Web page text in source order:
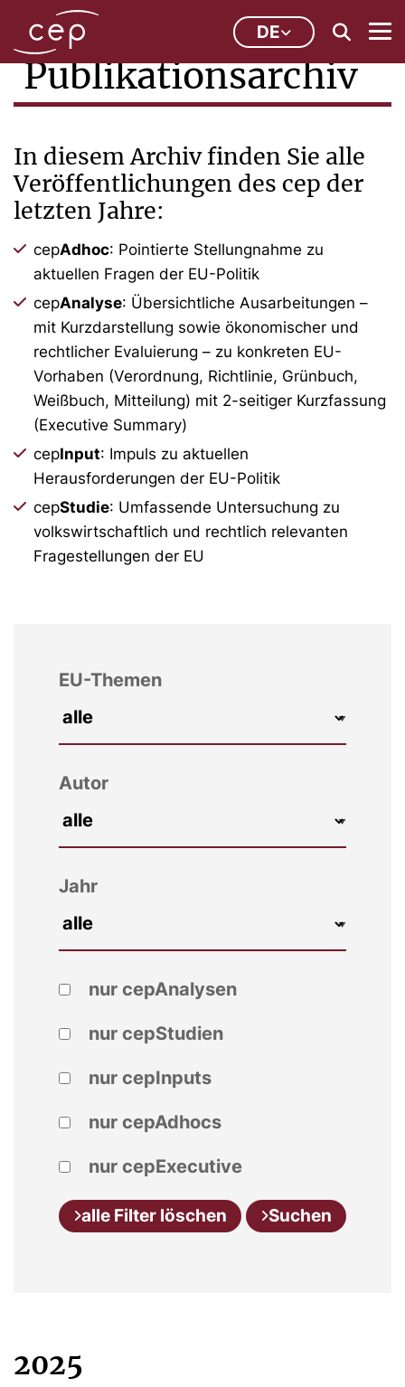
DE
Publikationsarchiv
In diesem Archiv finden Sie alle
Veröffentlichungen des cep der
letzten Jahre:
cepAdhoc: Pointierte Stellungnahme zu
aktuellen Fragen der EU-Politik
cepAnalyse: Übersichtliche Ausarbeitungen –
mit Kurzdarstellung sowie ökonomischer und
rechtlicher Evaluierung – zu konkreten EU-
Vorhaben (Verordnung, Richtlinie, Grünbuch,
Weißbuch, Mitteilung) mit 2-seitiger Kurzfassung
(Executive Summary)
cepInput: Impuls zu aktuellen
Herausforderungen der EU-Politik
cepStudie: Umfassende Untersuchung zu
volkswirtschaftlich und rechtlich relevanten
Fragestellungen der EU
EU-Themen
Autor
Jahr
nur cepAnalysen
nur cepStudien
nur cepInputs
nur cepAdhocs
nur cepExecutive
alle Filter löschen Suchen
2025